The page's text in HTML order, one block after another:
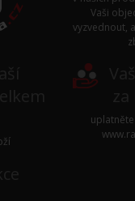
Vaši
vyzvednout,